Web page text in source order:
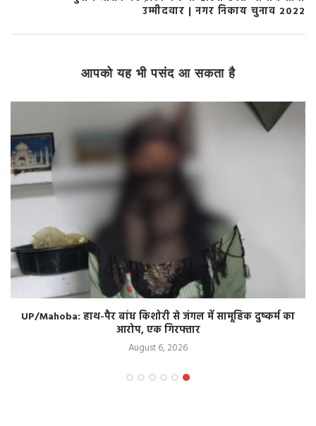
उम्मीदवार | नगर निकाय चुनाव 2022
आपको यह भी पसंद आ सकता है
UP/Mahoba: हाथ-पैर बांध किशोरी से जंगल में सामूहिक दुष्कर्म का
आरोप, एक गिरफ्तार
August 6, 2026